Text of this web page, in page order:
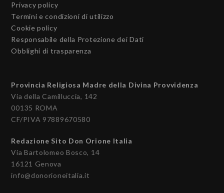
Privacy policy
Termini e condizioni di utilizzo
Cookie policy
Responsabile della Protezione dei Dati
Obblighi di trasparenza
Provincia Religiosa Madre della Divina Provvidenza
Via della Camilluccia, 142
00135 ROMA
CF/PIVA 97889670580
Redazione Sito Don Orione Italia
Via Bartolomeo Bosco, 14
16121 Genova
info@donorioneitalia.it